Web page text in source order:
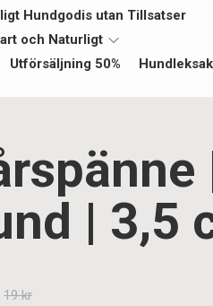
Hundgodis utan Tillsatser
och Naturligt
Utförsäljning 50%
| 3,5
19 kr